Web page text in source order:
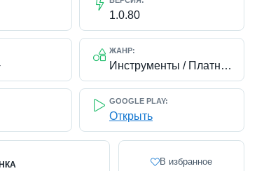
1.0.80
ЖАНР:
Инструменты / Платные приложения
GOOGLE PLAY:
Открыть
В избранное